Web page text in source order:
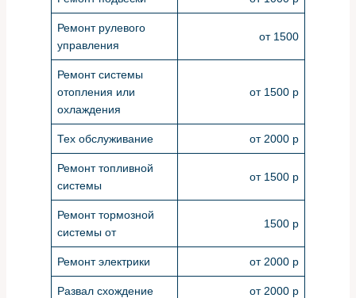
Ремонт рулевого
управления
от 1500
Ремонт системы
отопления или
охлаждения
от 1500 р
Тех обслуживание от 2000 р
Ремонт топливной
системы
от 1500 р
Ремонт тормозной
системы от
1500 р
Ремонт электрики от 2000 р
Развал схождение от 2000 р